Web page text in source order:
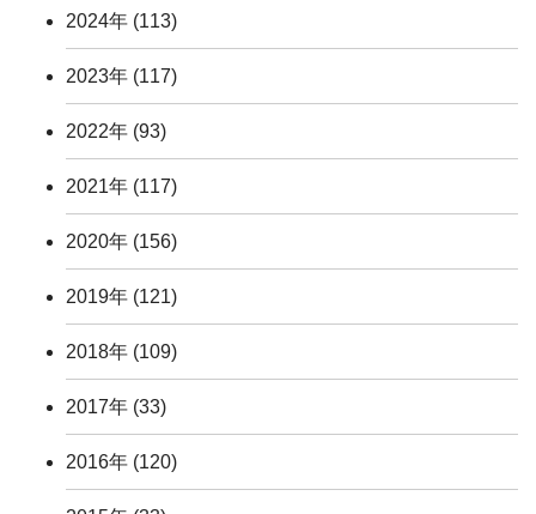
2024年 (113)
2023年 (117)
2022年 (93)
2021年 (117)
2020年 (156)
2019年 (121)
2018年 (109)
2017年 (33)
2016年 (120)